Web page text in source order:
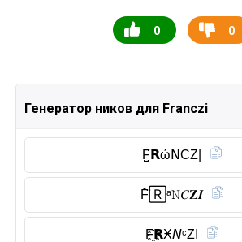
0 0
Генератор ников для Franczi
F̺͆𝗥ώ𝖭C͟Z|
F̆̈🅁ᵃ𝙽𝐶𝐙𝑰
F҈𝗥Ӿ𝘕ᶜZI